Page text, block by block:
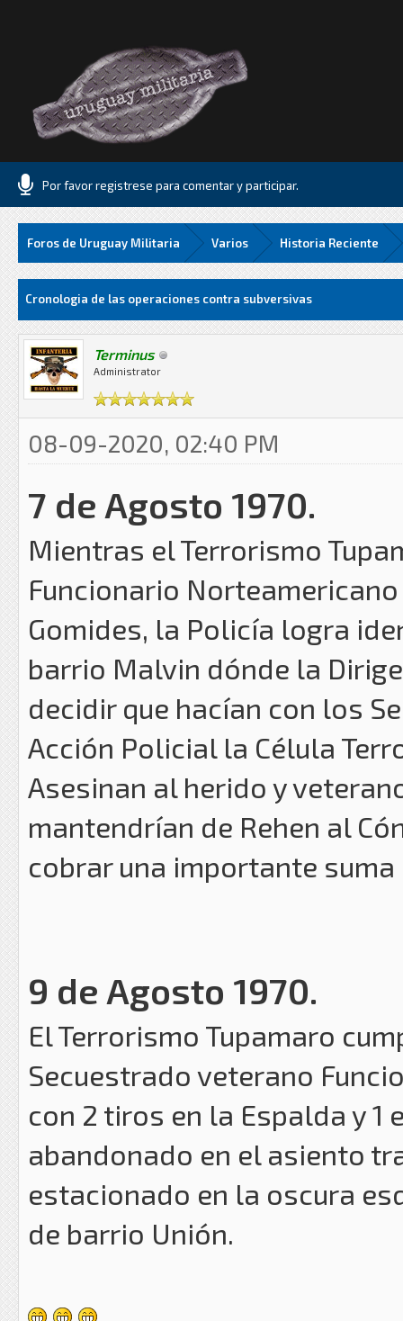
Por favor registrese para comentar y participar.
Foros de Uruguay Militaria Varios Historia Reciente
Cronologia de las operaciones contra subversivas
Terminus
Administrator
08-09-2020, 02:40 PM
7 de Agosto 1970.
Mientras el Terrorismo
Funcionario
Gomides, la Policía logra
barrio Malvin dónde la
decidir que hacían con los
Acción Policial la Célula
Asesinan al herido y
mantendrían de Rehen al
cobrar una importante suma
9 de Agosto 1970.
El Terrorismo Tupamaro
Secuestrado veterano
con 2 tiros en la Espalda y 1
abandonado en el asiento
estacionado en la oscura
de barrio Unión.